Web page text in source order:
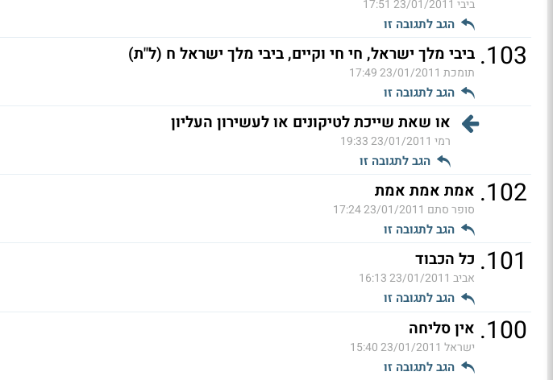
ביבי 23/01/2011 17:51
הגב לתגובה זו
103
. ביבי מלך ישראל, חי חי וקיים, ביבי מלך ישראל ח (ל"ת)
תומכת 23/01/2011 17:49
הגב לתגובה זו
או שאת שייכת לטיקונים או לעשירון העליון
רמי 23/01/2011 19:33
הגב לתגובה זו
102
. אמת אמת אמת
סופר סתם 23/01/2011 17:24
הגב לתגובה זו
101
. כל הכבוד
אביב 23/01/2011 16:13
הגב לתגובה זו
100
. אין סליחה
ישראל 23/01/2011 15:40
הגב לתגובה זו